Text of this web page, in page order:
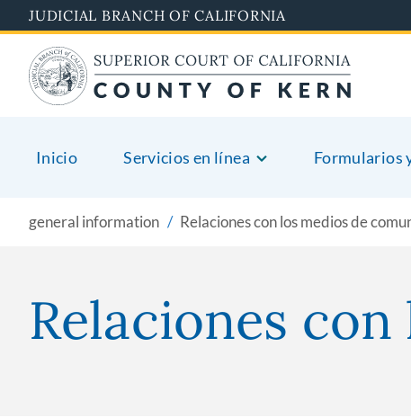
to
main
content
JUDICIAL BRANCH OF CALIFORNIA
Inicio Servicios en línea Formularios
general information Relaciones con los medios de
Relaciones